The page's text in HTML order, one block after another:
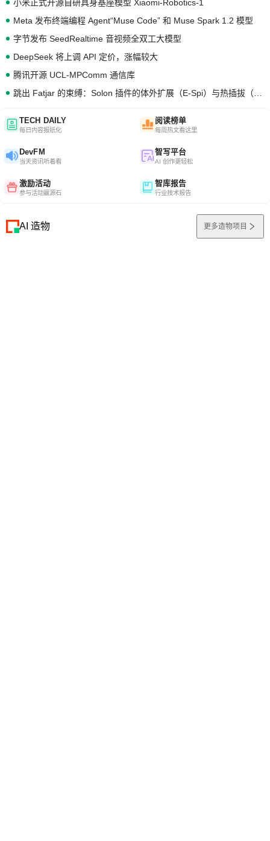
小米正式开源自研具身基座模型 Xiaomi-Robotics-1
Meta 发布终端编程 Agent“Muse Code” 和 Muse Spark 1.2 模型
字节发布 SeedRealtime 音视频全双工大模型
DeepSeek 将上调 API 定价，涨幅较大
腾讯开源 UCL-MPComm 通信库
TECH DAILY
每日内容报纸化
阅读榜单
每周热文看这里
DevFM
当天资讯听着看
智写平台
AI 创作更轻松
激励活动
参与活动赢源石
智库报告
行业技术报告
AI 造物 更多造物项目